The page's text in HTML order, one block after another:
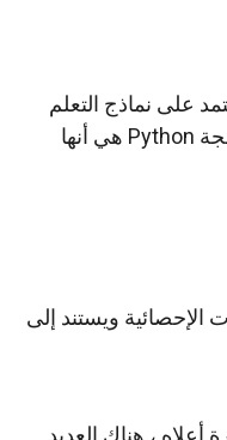
على نماذج التعلم
العميق. الميزة الرئيسية لمكتبة برمجة Python هي أنها
الإحصائية ويستند إلى
، هناك العديد